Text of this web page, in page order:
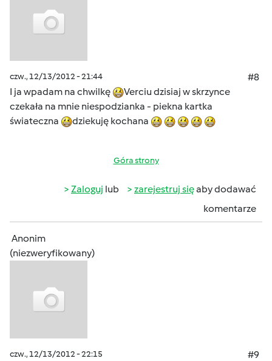
czw., 12/13/2012 - 21:44
#8
I ja wpadam na chwilkę
Verciu dzisiaj w skrzynce
czekała na mnie niespodzianka - piekna kartka
świateczna
dziekuję kochana
Góra strony
Zaloguj lub zarejestruj sięaby dodawać
komentarze
Anonim
(niezweryfikowany)
czw., 12/13/2012 - 22:15
#9